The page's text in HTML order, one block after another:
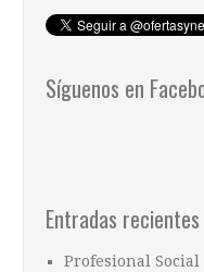
Síguenos en
Entradas recientes
Profesional Social